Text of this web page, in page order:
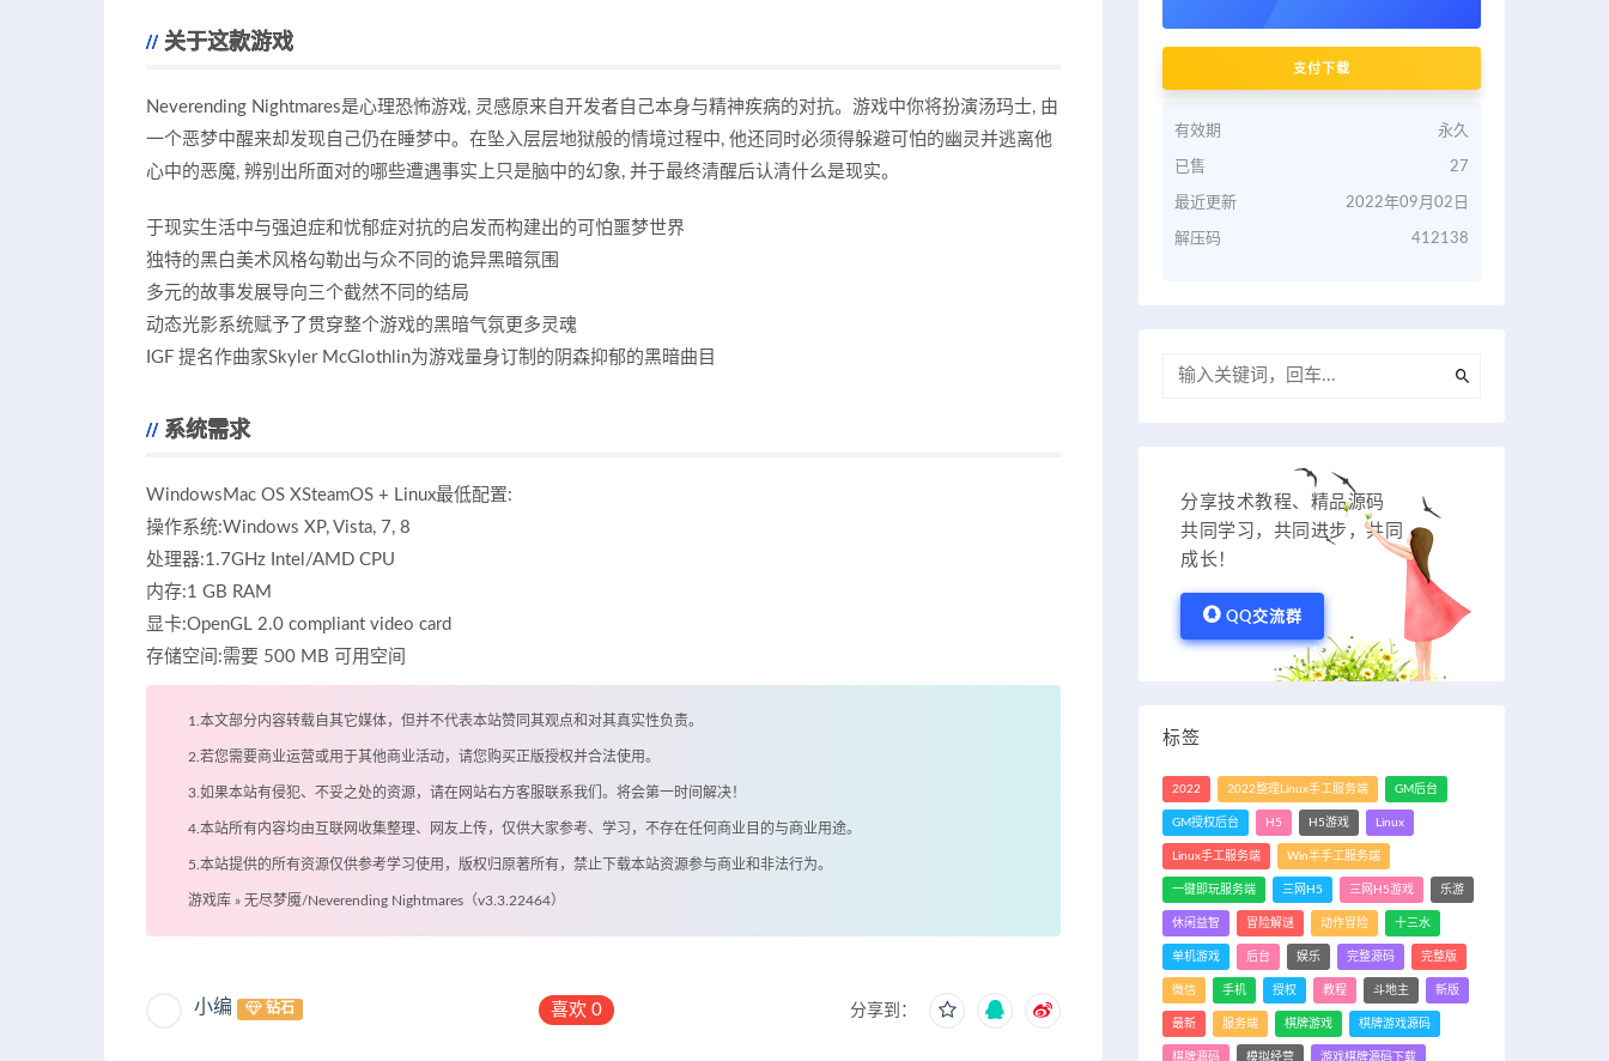
关于这款游戏
Neverending Nightmares是心理恐怖游戏, 灵感原来自开发者自己本身与精神疾病的对抗。游戏中你将扮演汤玛士, 由
一个恶梦中醒来却发现自己仍在睡梦中。在坠入层层地狱般的情境过程中, 他还同时必须得躲避可怕的幽灵并逃离他
心中的恶魔, 辨别出所面对的哪些遭遇事实上只是脑中的幻象, 并于最终清醒后认清什么是现实。
于现实生活中与强迫症和忧郁症对抗的启发而构建出的可怕噩梦世界
独特的黑白美术风格勾勒出与众不同的诡异黑暗氛围
多元的故事发展导向三个截然不同的结局
动态光影系统赋予了贯穿整个游戏的黑暗气氛更多灵魂
IGF 提名作曲家Skyler McGlothlin为游戏量身订制的阴森抑郁的黑暗曲目
系统需求
WindowsMac OS XSteamOS + Linux最低配置:
操作系统:Windows XP, Vista, 7, 8
处理器:1.7GHz Intel/AMD CPU
内存:1 GB RAM
显卡:OpenGL 2.0 compliant video card
存储空间:需要 500 MB 可用空间
1.本文部分内容转载自其它媒体，但并不代表本站赞同其观点和对其真实性负责。
2.若您需要商业运营或用于其他商业活动，请您购买正版授权并合法使用。
3.如果本站有侵犯、不妥之处的资源，请在网站右方客服联系我们。将会第一时间解决！
4.本站所有内容均由互联网收集整理、网友上传，仅供大家参考、学习，不存在任何商业目的与商业用途。
5.本站提供的所有资源仅供参考学习使用，版权归原著所有，禁止下载本站资源参与商业和非法行为。
游戏库 » 无尽梦魇/Neverending Nightmares（v3.3.22464）
小编 钻石 喜欢0 分享到：
支付下载
有效期 永久
已售 27
最近更新 2022年09月02日
解压码 412138
分享技术教程、精品源码
共同学习，共同进步，共同
成长！
QQ交流群
标签
2022 2022整理Linux手工服务端 GM后台
GM授权后台 H5 H5游戏 Linux
Linux手工服务端 Win半手工服务端
一键即玩服务端 三网H5 三网H5游戏 乐游
休闲益智 冒险解谜 动作冒险 十三水
单机游戏 后台 娱乐 完整源码 完整版
微信 手机 授权 教程 斗地主 新版
最新 服务端 棋牌游戏 棋牌游戏源码
棋牌源码 模拟经营 游戏棋牌源码下载